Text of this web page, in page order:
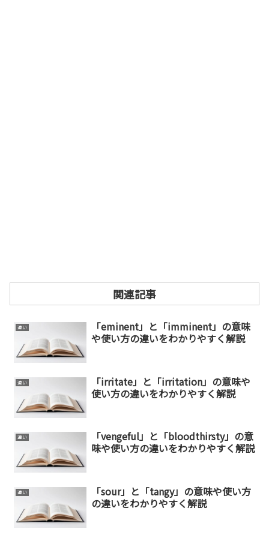
関連記事
違い
「eminent」と「imminent」の意味
や使い方の違いをわかりやすく解説
違い
「irritate」と「irritation」の意味や
使い方の違いをわかりやすく解説
違い
「vengeful」と「bloodthirsty」の意
味や使い方の違いをわかりやすく解説
違い
「sour」と「tangy」の意味や使い方
の違いをわかりやすく解説